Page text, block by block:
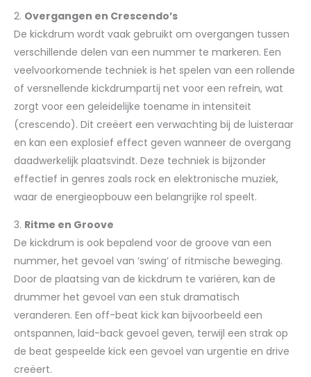
2. Overgangen en Crescendo’s
De kickdrum wordt vaak gebruikt om overgangen tussen
verschillende delen van een nummer te markeren. Een
veelvoorkomende techniek is het spelen van een rollende
of versnellende kickdrumpartij net voor een refrein, wat
zorgt voor een geleidelijke toename in intensiteit
(crescendo). Dit creëert een verwachting bij de luisteraar
en kan een explosief effect geven wanneer de overgang
daadwerkelijk plaatsvindt. Deze techniek is bijzonder
effectief in genres zoals rock en elektronische muziek,
waar de energieopbouw een belangrijke rol speelt.
3. Ritme en Groove
De kickdrum is ook bepalend voor de groove van een
nummer, het gevoel van ‘swing’ of ritmische beweging.
Door de plaatsing van de kickdrum te variëren, kan de
drummer het gevoel van een stuk dramatisch
veranderen. Een off-beat kick kan bijvoorbeeld een
ontspannen, laid-back gevoel geven, terwijl een strak op
de beat gespeelde kick een gevoel van urgentie en drive
creëert.